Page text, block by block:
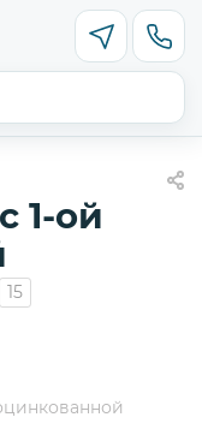
1-ой
15